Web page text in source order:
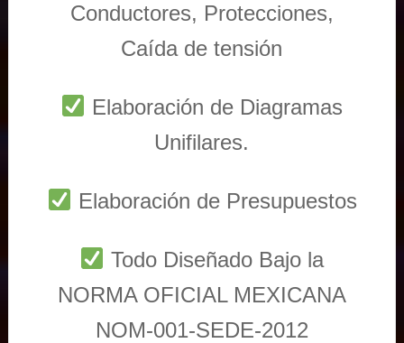
Conductores, Protecciones,
Caída de tensión
Elaboración de Diagramas
Unifilares.
Elaboración de Presupuestos
Todo Diseñado Bajo la
NORMA OFICIAL MEXICANA
NOM-001-SEDE-2012